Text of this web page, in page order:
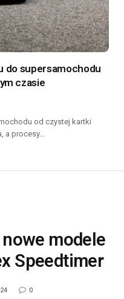
do supersamochodu
czasie
od czystej kartki
a procesy…
modele
Speedtimer
0